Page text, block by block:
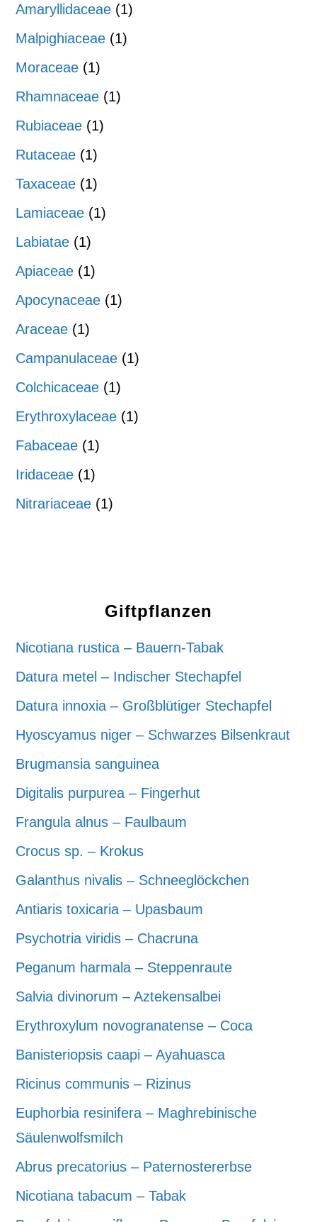
Amaryllidaceae (1)
Malpighiaceae (1)
Moraceae (1)
Rhamnaceae (1)
Rubiaceae (1)
Rutaceae (1)
Taxaceae (1)
Lamiaceae (1)
Labiatae (1)
Apiaceae (1)
Apocynaceae (1)
Araceae (1)
Campanulaceae (1)
Colchicaceae (1)
Erythroxylaceae (1)
Fabaceae (1)
Iridaceae (1)
Nitrariaceae (1)
Giftpflanzen
Nicotiana rustica – Bauern-Tabak
Datura metel – Indischer Stechapfel
Datura innoxia – Großblütiger Stechapfel
Hyoscyamus niger – Schwarzes Bilsenkraut
Brugmansia sanguinea
Digitalis purpurea – Fingerhut
Frangula alnus – Faulbaum
Crocus sp. – Krokus
Galanthus nivalis – Schneeglöckchen
Antiaris toxicaria – Upasbaum
Psychotria viridis – Chacruna
Peganum harmala – Steppenraute
Salvia divinorum – Aztekensalbei
Erythroxylum novogranatense – Coca
Banisteriopsis caapi – Ayahuasca
Ricinus communis – Rizinus
Euphorbia resinifera – Maghrebinische
Säulenwolfsmilch
Abrus precatorius – Paternostererbse
Nicotiana tabacum – Tabak